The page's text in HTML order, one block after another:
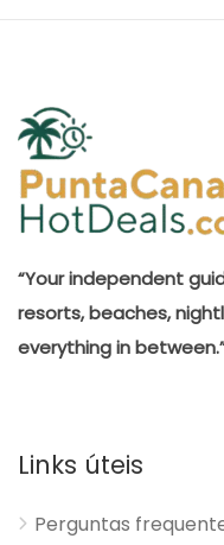
“Your independent
resorts, beaches,
everything in
Links úteis
Perguntas